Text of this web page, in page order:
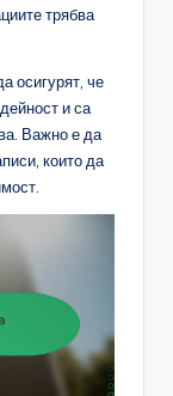
трябва
осигурят, че
и са
Важно е да
които да